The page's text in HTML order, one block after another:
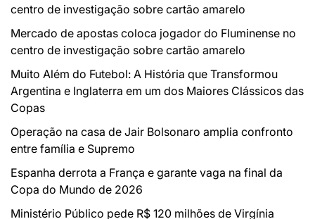
centro de investigação sobre cartão amarelo
Mercado de apostas coloca jogador do Fluminense no
centro de investigação sobre cartão amarelo
Muito Além do Futebol: A História que Transformou
Argentina e Inglaterra em um dos Maiores Clássicos das
Copas
Operação na casa de Jair Bolsonaro amplia confronto
entre família e Supremo
Espanha derrota a França e garante vaga na final da
Copa do Mundo de 2026
Ministério Público pede R$ 120 milhões de Virgínia